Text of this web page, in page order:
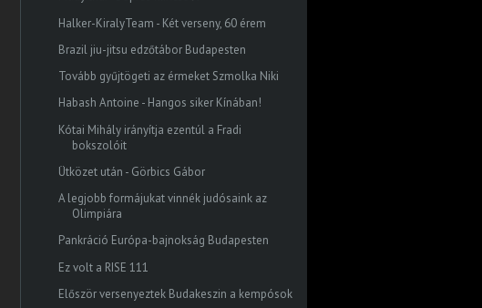
Halker-KiralyTeam - Két verseny, 60 érem
Brazil jiu-jitsu edzőtábor Budapesten
Tovább gyűjtögeti az érmeket Szmolka Niki
Habash Antoine - Hangos siker Kínában!
Kótai Mihály irányítja ezentúl a Fradi
bokszolóit
Ütközet után - Görbics Gábor
A legjobb formájukat vinnék judósaink az
Olimpiára
Pankráció Európa-bajnokság Budapesten
Ez volt a RISE 111
Először versenyeztek Budakeszin a kempósok